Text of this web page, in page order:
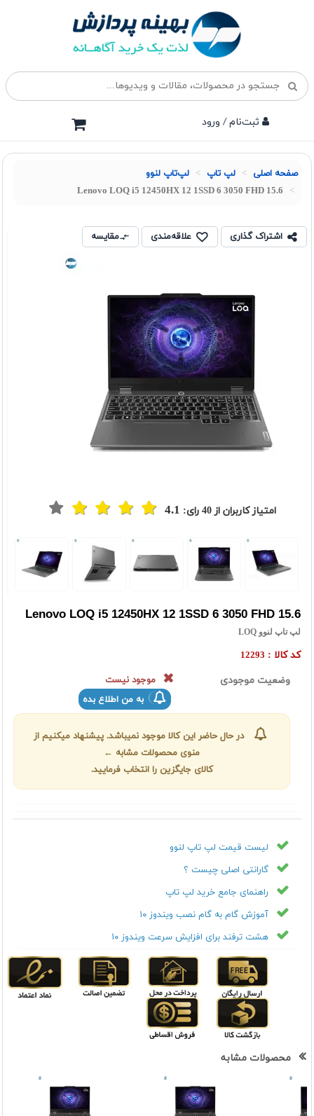
ثبت‌نام / ورود
صفحه اصلی لپ تاپ لپ‌تاپ لنوو
Lenovo LOQ i5 12450HX 12 1SSD 6 3050 FHD 15.6
اشتراک گذاری علاقه‌مندی مقایسه
امتیاز کاربران از40 رای: 4.1
Lenovo LOQ i5 12450HX 12 1SSD 6 3050 FHD 15.6
لپ تاپ لنوو LOQ
کد کالا : 12293
وضعیت موجودی
موجود نیست
به من اطلاع بده
در حال حاضر این کالا موجود نمیباشد. پیشنهاد میکنیم از
منوی محصولات مشابه ←
کالای جایگزین را انتخاب فرمایید.
لیست قیمت لپ تاپ لنوو
گارانتی اصلی چیست ؟
راهنمای جامع خرید لپ تاپ
آموزش گام به گام نصب ویندوز ۱۰
هشت ترفند برای افزایش سرعت ویندوز ۱۰
محصولات مشابه